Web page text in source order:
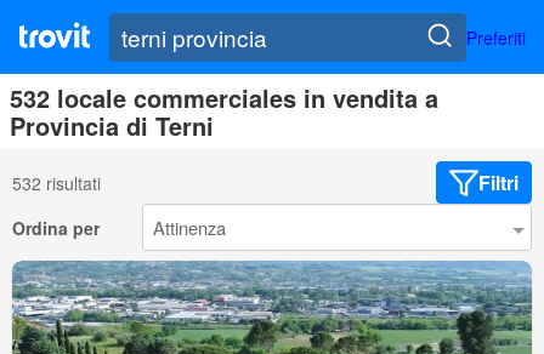
Preferiti
532 locale commerciales in vendita a
Provincia di Terni
532 risultati Filtri
Ordina per